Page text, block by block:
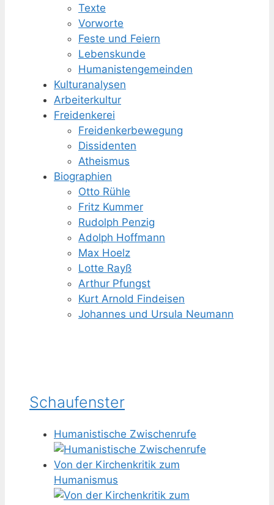
Texte
Vorworte
Feste und Feiern
Lebenskunde
Humanisten­gemeinden
Kulturanalysen
Arbeiterkultur
Freidenkerei
Freidenker­bewegung
Dissidenten
Atheismus
Biographien
Otto Rühle
Fritz Kummer
Rudolph Penzig
Adolph Hoffmann
Max Hoelz
Lotte Rayß
Arthur Pfungst
Kurt Arnold Findeisen
Johannes und Ursula Neumann
Schaufenster
Humanistische Zwischenrufe
Von der Kirchenkritik zum
Humanismus